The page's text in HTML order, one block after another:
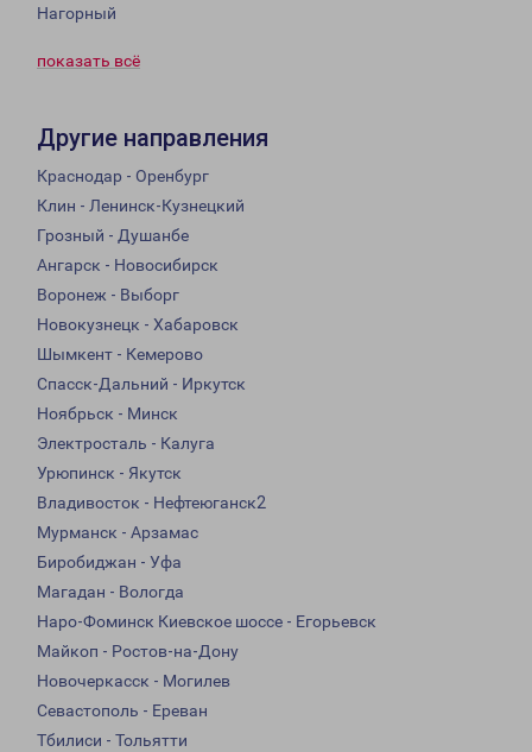
Нагорный
показать всё
Другие направления
Краснодар - Оренбург
Клин - Ленинск-Кузнецкий
Грозный - Душанбе
Ангарск - Новосибирск
Воронеж - Выборг
Новокузнецк - Хабаровск
Шымкент - Кемерово
Спасск-Дальний - Иркутск
Ноябрьск - Минск
Электросталь - Калуга
Урюпинск - Якутск
Владивосток - Нефтеюганск2
Мурманск - Арзамас
Биробиджан - Уфа
Магадан - Вологда
Наро-Фоминск Киевское шоссе - Егорьевск
Майкоп - Ростов-на-Дону
Новочеркасск - Могилев
Севастополь - Ереван
Тбилиси - Тольятти